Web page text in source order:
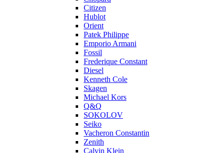
Citizen
Hublot
Orient
Patek Philippe
Emporio Armani
Fossil
Frederique Constant
Diesel
Kenneth Cole
Skagen
Michael Kors
Q&Q
SOKOLOV
Seiko
Vacheron Constantin
Zenith
Calvin Klein